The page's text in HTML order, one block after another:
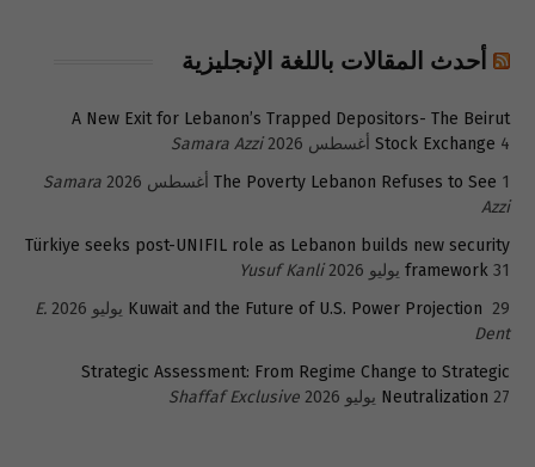
أحدث المقالات باللغة الإنجليزية
A New Exit for Lebanon’s Trapped Depositors- The Beirut
Stock Exchange 4 أغسطس 2026
Samara Azzi
The Poverty Lebanon Refuses to See 1 أغسطس 2026
Samara
Azzi
Türkiye seeks post-UNIFIL role as Lebanon builds new security
framework 31 يوليو 2026
Yusuf Kanli
Kuwait and the Future of U.S. Power Projection 29 يوليو 2026
E.
Dent
Strategic Assessment: From Regime Change to Strategic
Neutralization 27 يوليو 2026 Shaffaf Exclusive